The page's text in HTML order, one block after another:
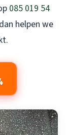
085 019 54
helpen we